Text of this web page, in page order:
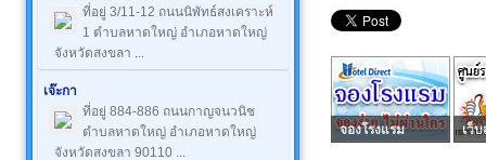
ที่อยู่ 3/11-12 ถนนนิพัทธ์สงเคราะห์
1 ตำบลหาดใหญ่ อำเภอหาดใหญ่
จังหวัดสงขลา ...
เจ๊ะกา
ที่อยู่ 884-886 ถนนกาญจนวนิช
ตำบลหาดใหญ่ อำเภอหาดใหญ่
จังหวัดสงขลา 90110 ...
จองโรงแรม เว็บ